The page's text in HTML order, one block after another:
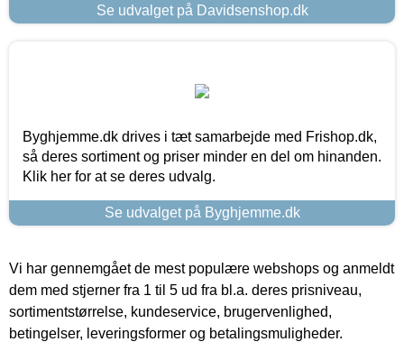
Se udvalget på Davidsenshop.dk
Byghjemme.dk drives i tæt samarbejde med Frishop.dk,
så deres sortiment og priser minder en del om hinanden.
Klik her for at se deres udvalg.
Se udvalget på Byghjemme.dk
Vi har gennemgået de mest populære webshops og anmeldt
dem med stjerner fra 1 til 5 ud fra bl.a. deres prisniveau,
sortimentstørrelse, kundeservice, brugervenlighed,
betingelser, leveringsformer og betalingsmuligheder.